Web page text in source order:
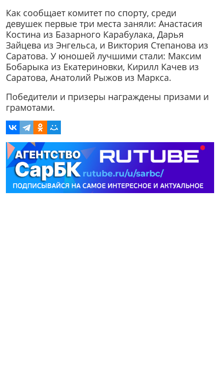
Как сообщает комитет по спорту, среди
девушек первые три места заняли: Анастасия
Костина из Базарного Карабулака, Дарья
Зайцева из Энгельса, и Виктория Степанова из
Саратова. У юношей лучшими стали: Максим
Бобарыка из Екатериновки, Кирилл Качев из
Саратова, Анатолий Рыжов из Маркса.
Победители и призеры награждены призами и
грамотами.